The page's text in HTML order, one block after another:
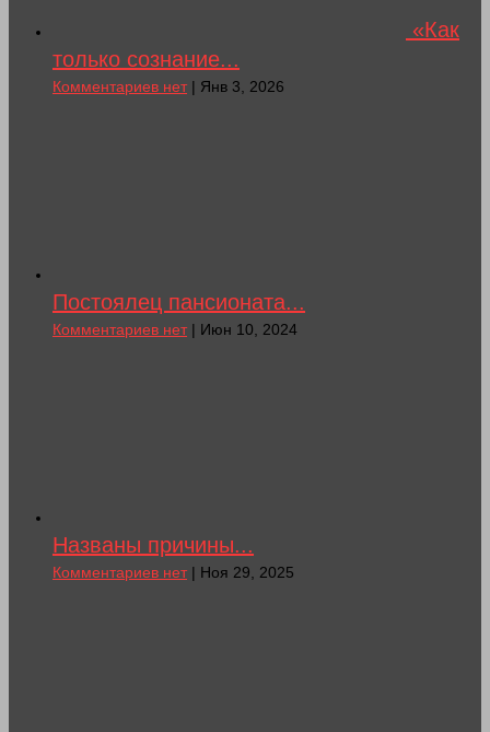
«Как
только сознание...
Комментариев нет| Янв 3, 2026
Постоялец пансионата...
Комментариев нет| Июн 10, 2024
Названы причины...
Комментариев нет| Ноя 29, 2025